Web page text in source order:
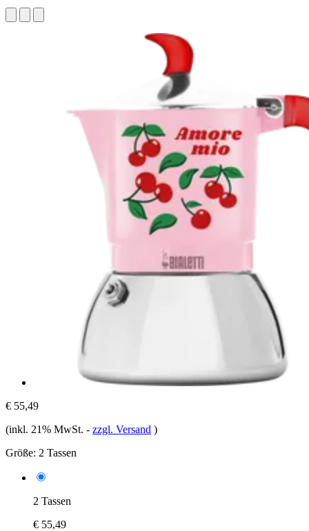
€ 55,49
(inkl. 21% MwSt. - zzgl. Versand )
Größe: 2 Tassen
2 Tassen
€ 55,49